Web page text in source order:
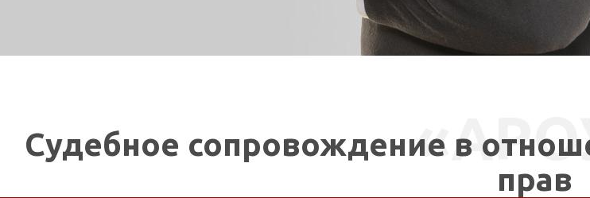
Судебное сопровождение в
прав